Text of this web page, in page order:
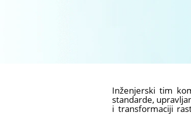
Inženjerski tim
standarde,
i transformaciji